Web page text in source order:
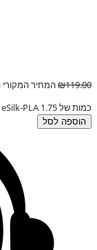
₪119.00 המחיר המקורי היה:
כמות של eSilk-PLA 1.75 ורוד
הוספה לסל